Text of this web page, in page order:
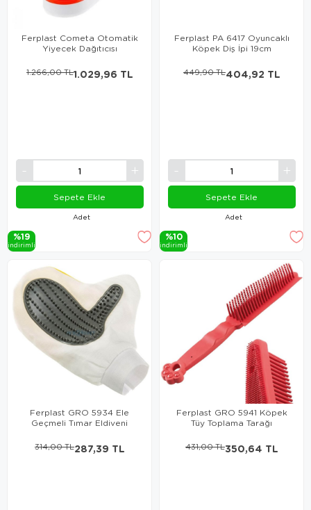
Ferplast Cometa Otomatik
Yiyecek Dağıtıcısı
Adet
1.029,96 TL
1.266,00 TL
Sepete Ekle
%19
i̇ndi̇ri̇mli̇
Ferplast PA 6417 Oyuncaklı
Köpek Diş İpi 19cm
Adet
404,92 TL
449,90 TL
Sepete Ekle
%10
i̇ndi̇ri̇mli̇
Ferplast GRO 5934 Ele
Geçmeli Tımar Eldiveni
287,39 TL
314,00 TL
Ferplast GRO 5941 Köpek
Tüy Toplama Tarağı
350,64 TL
431,00 TL